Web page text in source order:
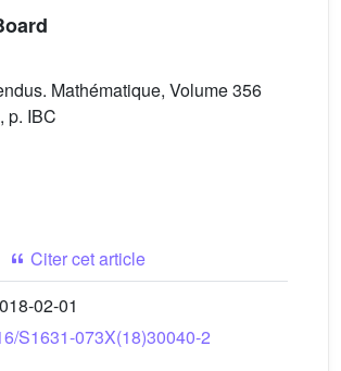
Mathématique, Volume 356
p. IBC
Citer cet article
02-01
S1631-073X(18)30040-2